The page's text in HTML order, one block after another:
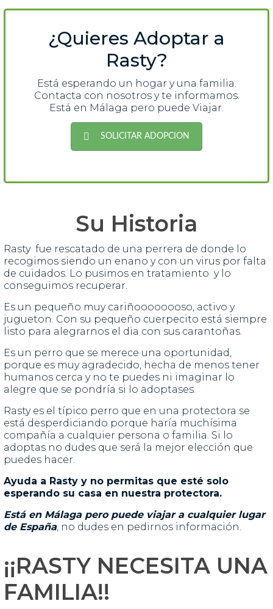
¿Quieres Adoptar a
Rasty?
Está esperando un hogar y una familia.
Contacta con nosotros y te informamos.
Está en Málaga pero puede Viajar.
SOLICITAR ADOPCION
Su Historia
Rasty fue rescatado de una perrera de donde lo
recogimos siendo un enano y con un virus por falta
de cuidados. Lo pusimos en tratamiento y lo
conseguimos recuperar.
Es un pequeño muy cariñoooooooso, activo y
jugueton. Con su pequeño cuerpecito está siempre
listo para alegrarnos el dia con sus carantoñas.
Es un perro que se merece una oportunidad,
porque es muy agradecido, hecha de menos tener
humanos cerca y no te puedes ni imaginar lo
alegre que se pondría si lo adoptases.
Rasty es el típico perro que en una protectora se
está desperdiciando porque haría muchísima
compañía a cualquier persona o familia. Si lo
adoptas no dudes que será la mejor elección que
puedes hacer.
Ayuda a Rasty y no permitas que esté solo
esperando su casa en nuestra protectora.
Está en Málaga pero puede viajar a cualquier lugar
de España, no dudes en pedirnos información.
¡¡RASTY NECESITA UNA
FAMILIA!!